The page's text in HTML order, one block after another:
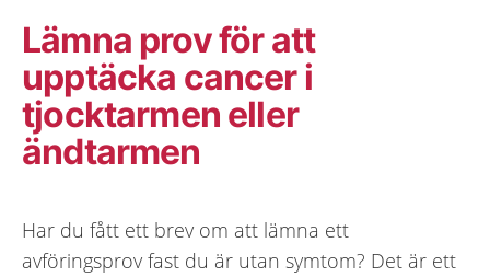
Lämna prov för att
upptäcka cancer i
tjocktarmen eller
ändtarmen
Har du fått ett brev om att lämna ett
avföringsprov fast du är utan symtom? Det är ett